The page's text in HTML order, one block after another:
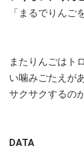
「まるでりんご
またりんごはト
い噛みごたえが
サクサクするの
DATA